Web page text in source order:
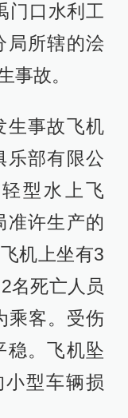
门口水利工
局所辖的浍
事故。
生事故飞机
乐部有限公
型水上飞
准许生产的
机上坐有3
名死亡人员
乘客。受伤
稳。飞机坠
型车辆损